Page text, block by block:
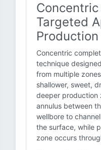
Targeted
Production
Concentric
technique
from multiple
shallower, sweet,
deeper production
annulus between
wellbore to
the surface, while
zone occurs